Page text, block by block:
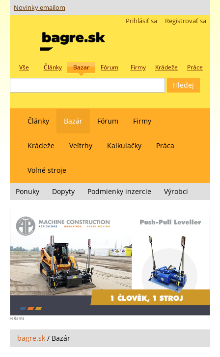
Novinky emailom
Registrovať sa
Prihlásiť sa
Vše Články Bazar Fórum Firmy Krádeže Práce
Články Bazár Fórum Firmy
Krádeže Veľtrhy Kalkulačky Práca
Volné stroje
Ponuky Dopyty Podmienky inzercie Výrobci
reklama
bagre.sk / Bazár